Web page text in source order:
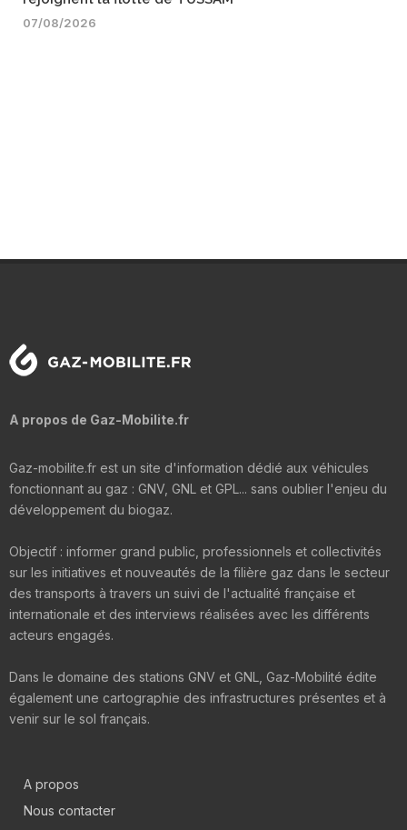
07/08/2026
A propos de Gaz-Mobilite.fr
Gaz-mobilite.fr est un site d'information dédié aux véhicules
fonctionnant au gaz : GNV, GNL et GPL... sans oublier l'enjeu du
développement du biogaz.
Objectif : informer grand public, professionnels et collectivités
sur les initiatives et nouveautés de la filière gaz dans le secteur
des transports à travers un suivi de l'actualité française et
internationale et des interviews réalisées avec les différents
acteurs engagés.
Dans le domaine des stations GNV et GNL, Gaz-Mobilité édite
également une cartographie des infrastructures présentes et à
venir sur le sol français.
A propos
Nous contacter